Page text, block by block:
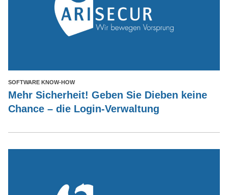
SOFTWARE KNOW-HOW
Mehr Sicherheit! Geben Sie Dieben keine
Chance – die Login-Verwaltung